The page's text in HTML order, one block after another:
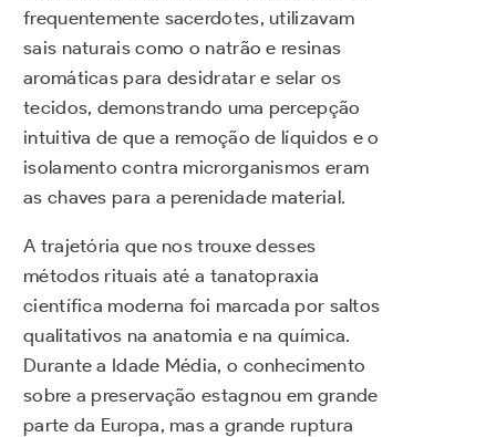
frequentemente sacerdotes, utilizavam
sais naturais como o natrão e resinas
aromáticas para desidratar e selar os
tecidos, demonstrando uma percepção
intuitiva de que a remoção de líquidos e o
isolamento contra microrganismos eram
as chaves para a perenidade material.
A trajetória que nos trouxe desses
métodos rituais até a tanatopraxia
científica moderna foi marcada por saltos
qualitativos na anatomia e na química.
Durante a Idade Média, o conhecimento
sobre a preservação estagnou em grande
parte da Europa, mas a grande ruptura